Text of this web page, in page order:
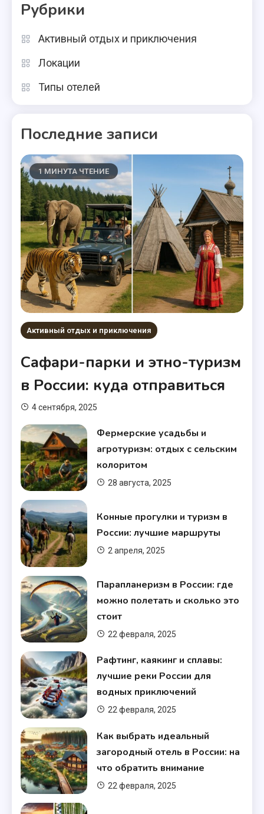
Рубрики
Активный отдых и приключения
Локации
Типы отелей
Последние записи
1 МИНУТА ЧТЕНИЕ
Активный отдых и приключения
Сафари-парки и этно-туризм
в России: куда отправиться
4 сентября, 2025
Фермерские усадьбы и
агротуризм: отдых с сельским
колоритом
28 августа, 2025
Конные прогулки и туризм в
России: лучшие маршруты
2 апреля, 2025
Парапланеризм в России: где
можно полетать и сколько это
стоит
22 февраля, 2025
Рафтинг, каякинг и сплавы:
лучшие реки России для
водных приключений
22 февраля, 2025
Как выбрать идеальный
загородный отель в России: на
что обратить внимание
22 февраля, 2025